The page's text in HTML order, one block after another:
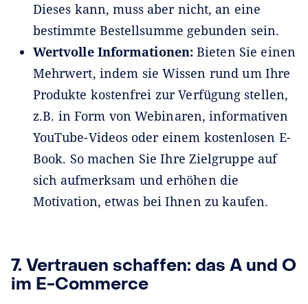
Dieses kann, muss aber nicht, an eine
bestimmte Bestellsumme gebunden sein.
Wertvolle Informationen:Bieten Sie einen
Mehrwert, indem sie Wissen rund um Ihre
Produkte kostenfrei zur Verfügung stellen,
z.B. in Form von Webinaren, informativen
YouTube-Videos oder einem kostenlosen E-
Book. So machen Sie Ihre Zielgruppe auf
sich aufmerksam und erhöhen die
Motivation, etwas bei Ihnen zu kaufen.
7. Vertrauen schaffen: das A und O
im E-Commerce